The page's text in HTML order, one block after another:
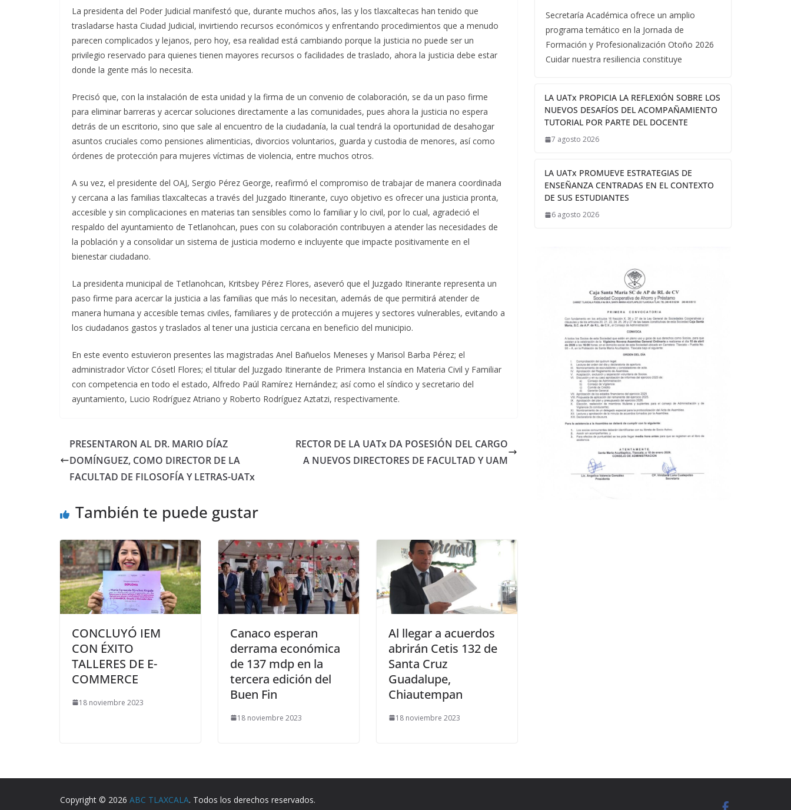
La presidenta del Poder Judicial manifestó que, durante muchos años, las y los tlaxcaltecas han tenido que
trasladarse hasta Ciudad Judicial, invirtiendo recursos económicos y enfrentando procedimientos que a menudo
parecen complicados y lejanos, pero hoy, esa realidad está cambiando porque la justicia no puede ser un
privilegio reservado para quienes tienen mayores recursos o facilidades de traslado, ahora la justicia debe estar
donde la gente más lo necesita.
Precisó que, con la instalación de esta unidad y la firma de un convenio de colaboración, se da un paso firme
para eliminar barreras y acercar soluciones directamente a las comunidades, pues ahora la justicia no espera
detrás de un escritorio, sino que sale al encuentro de la ciudadanía, la cual tendrá la oportunidad de desahogar
asuntos cruciales como pensiones alimenticias, divorcios voluntarios, guarda y custodia de menores, así como
órdenes de protección para mujeres víctimas de violencia, entre muchos otros.
A su vez, el presidente del OAJ, Sergio Pérez George, reafirmó el compromiso de trabajar de manera coordinada
y cercana a las familias tlaxcaltecas a través del Juzgado Itinerante, cuyo objetivo es ofrecer una justicia pronta,
accesible y sin complicaciones en materias tan sensibles como lo familiar y lo civil, por lo cual, agradeció el
respaldo del ayuntamiento de Tetlanohcan, pues con su colaboración contribuyen a atender las necesidades de
la población y a consolidar un sistema de justicia moderno e incluyente que impacte positivamente en el
bienestar ciudadano.
La presidenta municipal de Tetlanohcan, Kritsbey Pérez Flores, aseveró que el Juzgado Itinerante representa un
paso firme para acercar la justicia a las familias que más lo necesitan, además de que permitirá atender de
manera humana y accesible temas civiles, familiares y de protección a mujeres y sectores vulnerables, evitando a
los ciudadanos gastos y traslados al tener una justicia cercana en beneficio del municipio.
En este evento estuvieron presentes las magistradas Anel Bañuelos Meneses y Marisol Barba Pérez; el
administrador Víctor Cósetl Flores; el titular del Juzgado Itinerante de Primera Instancia en Materia Civil y Familiar
con competencia en todo el estado, Alfredo Paúl Ramírez Hernández; así como el síndico y secretario del
ayuntamiento, Lucio Rodríguez Atriano y Roberto Rodríguez Aztatzi, respectivamente.
PRESENTARON AL DR. MARIO DÍAZ
DOMÍNGUEZ, COMO DIRECTOR DE LA
FACULTAD DE FILOSOFÍA Y LETRAS-UATx
RECTOR DE LA UATx DA POSESIÓN DEL CARGO
A NUEVOS DIRECTORES DE FACULTAD Y UAM
También te puede gustar
CONCLUYÓ IEM
CON ÉXITO
TALLERES DE E-
COMMERCE
18 noviembre 2023
Canaco esperan
derrama económica
de 137 mdp en la
tercera edición del
Buen Fin
18 noviembre 2023
Al llegar a acuerdos
abrirán Cetis 132 de
Santa Cruz
Guadalupe,
Chiautempan
18 noviembre 2023
Secretaría Académica ofrece un amplio
programa temático en la Jornada de
Formación y Profesionalización Otoño 2026
Cuidar nuestra resiliencia constituye
LA UATx PROPICIA LA REFLEXIÓN SOBRE LOS
NUEVOS DESAFÍOS DEL ACOMPAÑAMIENTO
TUTORIAL POR PARTE DEL DOCENTE
7 agosto 2026
LA UATx PROMUEVE ESTRATEGIAS DE
ENSEÑANZA CENTRADAS EN EL CONTEXTO
DE SUS ESTUDIANTES
6 agosto 2026
Copyright © 2026 ABC TLAXCALA. Todos los derechos reservados.